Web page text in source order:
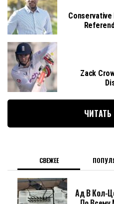
Conservative
Zack
СВЕЖЕЕ
Ад В Кол-